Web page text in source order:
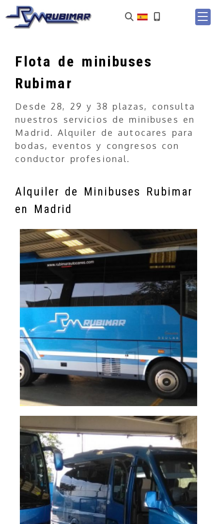
Flota de minibuses
Rubimar
Desde 28, 29 y 38 plazas, consulta
nuestros servicios de minibuses en
Madrid. Alquiler de autocares para
bodas, eventos y congresos con
conductor profesional.
Alquiler de Minibuses Rubimar
en Madrid
Vista lateral de autobús pequeño
unidad 80
AMPLIAR